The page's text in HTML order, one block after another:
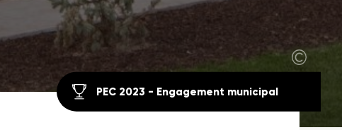
PEC 2023 - Engagement municipal